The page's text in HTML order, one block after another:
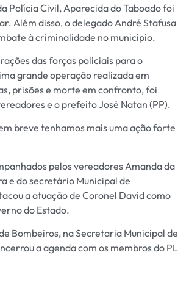
Polícia Civil, Aparecida do Taboado foi
Além disso, o delegado André Stafusa
à criminalidade no município.
das forças policiais para o
grande operação realizada em
prisões e morte em confronto, foi
e o prefeito José Natan (PP).
breve tenhamos mais uma ação forte
pelos vereadores Amanda da
e do secretário Municipal de
a atuação de Coronel David como
do Estado.
Bombeiros, na Secretaria Municipal de
a agenda com os membros do PL